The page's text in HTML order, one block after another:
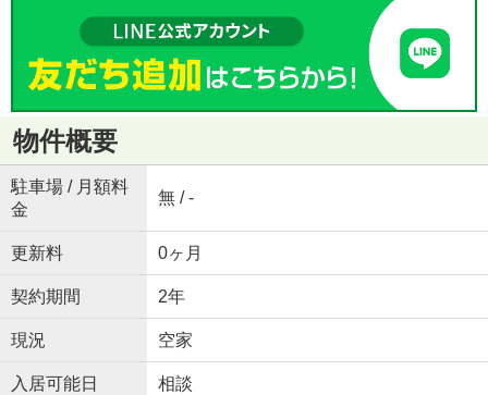
物件概要
駐車場 / 月額料
金
無 / -
更新料 0ヶ月
契約期間 2年
現況 空家
入居可能日 相談